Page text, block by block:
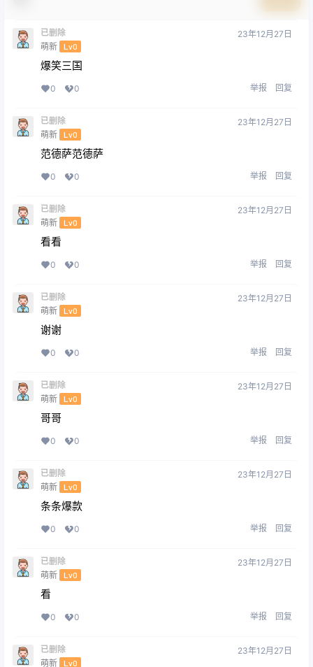
已删除
萌新 Lv0
23年12月27日
爆笑三国
0 0 举报 回复
已删除
萌新 Lv0
23年12月27日
范德萨范德萨
0 0 举报 回复
已删除
萌新 Lv0
23年12月27日
看看
0 0 举报 回复
已删除
萌新 Lv0
23年12月27日
谢谢
0 0 举报 回复
已删除
萌新 Lv0
23年12月27日
哥哥
0 0 举报 回复
已删除
萌新 Lv0
23年12月27日
条条爆款
0 0 举报 回复
已删除
萌新 Lv0
23年12月27日
看
0 0 举报 回复
已删除
萌新 Lv0
23年12月27日